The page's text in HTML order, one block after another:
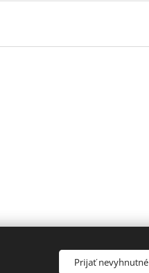
Prijať nevyhnutné